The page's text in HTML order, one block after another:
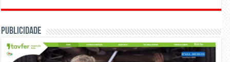
Publicidade